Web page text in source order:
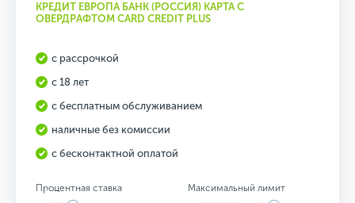
КРЕДИТ ЕВРОПА БАНК (РОССИЯ) КАРТА С
ОВЕРДРАФТОМ CARD CREDIT PLUS
с рассрочкой
с 18 лет
с бесплатным обслуживанием
наличные без комиссии
с бесконтактной оплатой
Процентная ставка
Максимальный лимит